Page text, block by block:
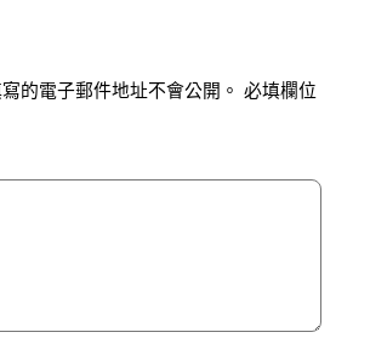
的電子郵件地址不會公開。 必填欄位